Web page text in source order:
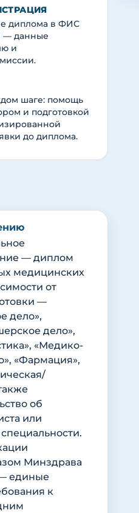
диплома в ФИС
— данные
и
шаге: помощь
и подготовкой
до диплома.
— диплом
медицинских
от
—
дело»,
дело»,
«Медико-
«Фармация»,
об
или
Минздрава
единые
к